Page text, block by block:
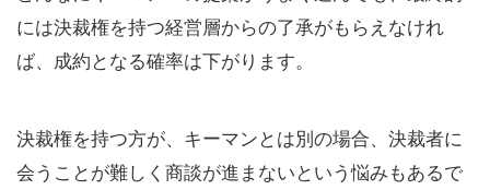
には決裁権を持つ経営層からの了承がもらえなけれ
ば、成約となる確率は下がります。
決裁権を持つ方が、キーマンとは別の場合、決裁者に
会うことが難しく商談が進まないという悩みもあるで